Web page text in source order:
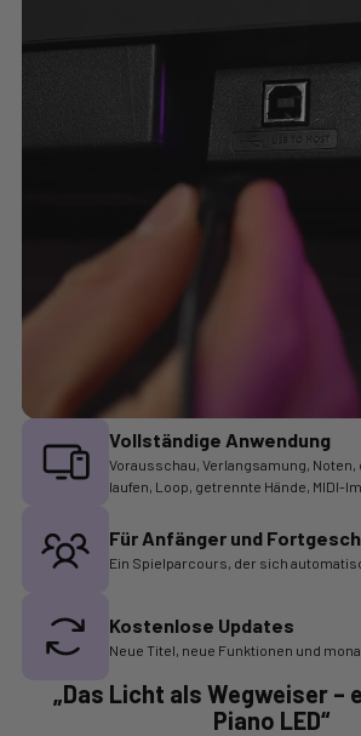
Vollständige Anwendung
Vorausschau, Verlangsamung,
laufen, Loop, getrennte Hände, MIDI-
Für Anfänger und
Ein Spielparcours, der sich
Kostenlose Updates
Neue Titel, neue Funktionen und
„Das Licht als Wegweiser –
Piano LED“